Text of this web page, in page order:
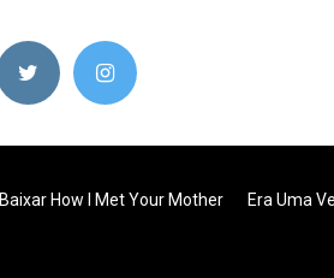
Baixar How I Met Your Mother Era Uma